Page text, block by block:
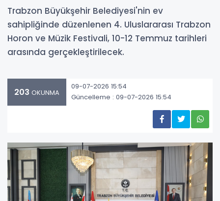
Trabzon Büyükşehir Belediyesi'nin ev
sahipliğinde düzenlenen 4. Uluslararası Trabzon
Horon ve Müzik Festivali, 10-12 Temmuz tarihleri
arasında gerçekleştirilecek.
203 OKUNMA
09-07-2026 15:54
Güncelleme : 09-07-2026 15:54